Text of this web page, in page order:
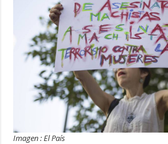
Imagen : El País